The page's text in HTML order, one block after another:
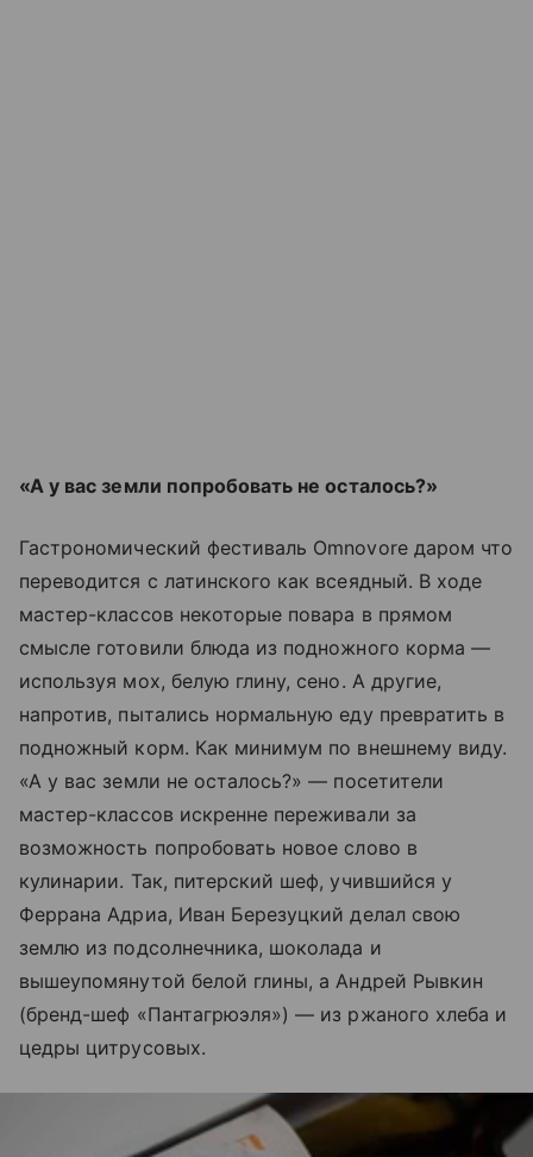
«А у вас земли попробовать не осталось?»
Гастрономический фестиваль Omnovore даром что
переводится с латинского как всеядный. В ходе
мастер-классов некоторые повара в прямом
смысле готовили блюда из подножного корма —
используя мох, белую глину, сено. А другие,
напротив, пытались нормальную еду превратить в
подножный корм. Как минимум по внешнему виду.
«А у вас земли не осталось?» — посетители
мастер-классов искренне переживали за
возможность попробовать новое слово в
кулинарии. Так, питерский шеф, учившийся у
Феррана Адриа, Иван Березуцкий делал свою
землю из подсолнечника, шоколада и
вышеупомянутой белой глины, а Андрей Рывкин
(бренд-шеф «Пантагрюэля») — из ржаного хлеба и
цедры цитрусовых.